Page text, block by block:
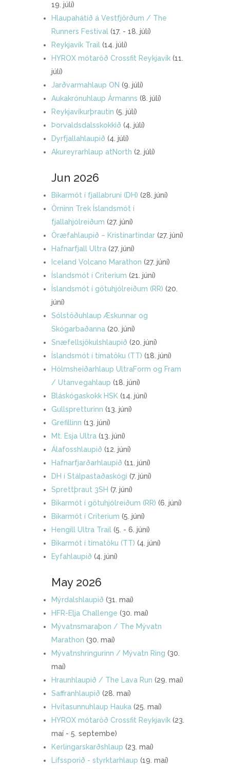
19. júlí)
Hlaupahátíð á Vestfjörðum / The
Runners Festival (17. - 18. júlí)
Reykjavík Trail (14. júlí)
HYROX mótaröð Crossfit Reykjavík (11.
júlí)
Jarðvarmahlaup ON (9. júlí)
Aukakrónuhlaup Ármanns (8. júlí)
Reykjavíkurþrautin (5. júlí)
Þorvaldsdalsskokkið (4. júlí)
Dyrfjallahlaupið (4. júlí)
Akureyrarhlaup atNorth (2. júlí)
Jun 2026
Bikarmót í fjallabruni (DH) (28. júní)
Örninn Trek Íslandsmót í
fjallahjólreiðum (27. júní)
Öræfahlaupið – Kristínartindar (27. júní)
Hafnarfjall Ultra (27. júní)
Iceland Volcano Marathon (27. júní)
Íslandsmót í Criterium (21. júní)
Íslandsmót í götuhjólreiðum (RR) (20.
júní)
Sólstöðuhlaup Æskunnar og
Skógarbaðanna (20. júní)
Snæfellsjökulshlaupið (20. júní)
Íslandsmót í tímatöku (TT) (18. júní)
Hólmsheiðarhlaup UltraForm og Fram
/ Utanvegahlaup (18. júní)
Bláskógaskokk HSK (14. júní)
Gullspretturinn (13. júní)
Grefillinn (13. júní)
Mt. Esja Ultra (13. júní)
Álafosshlaupið (12. júní)
Hafnarfjarðarhlaupið (11. júní)
DH í Stálpastaðaskógi (7. júní)
Sprettþraut 3SH (7. júní)
Bikarmót í götuhjólreiðum (RR) (6. júní)
Bikarmót í Criterium (5. júní)
Hengill Ultra Trail (5. - 6. júní)
Bikarmót í tímatöku (TT) (4. júní)
Eyfahlaupið (4. júní)
May 2026
Mýrdalshlaupið (31. maí)
HFR-Elja Challenge (30. maí)
Mývatnsmaraþon / The Mývatn
Marathon (30. maí)
Mývatnshringurinn / Mývatn Ring (30.
maí)
Hraunhlaupið / The Lava Run (29. maí)
Saffranhlaupið (28. maí)
Hvítasunnuhlaup Hauka (25. maí)
HYROX mótaröð Crossfit Reykjavík (23.
maí - 5. septembe)
Kerlingarskarðshlaup (23. maí)
Lífssporið - styrktarhlaup (19. maí)